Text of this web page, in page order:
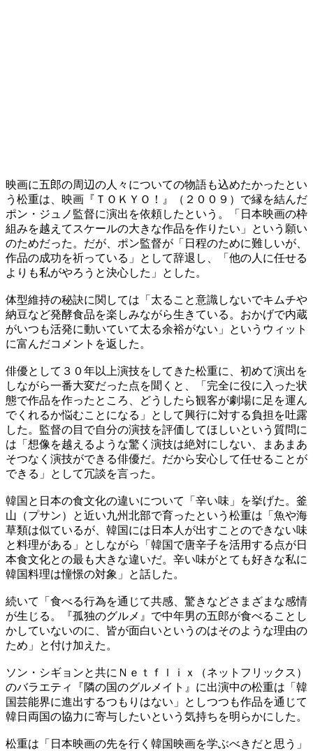
映画に五郎の周辺の人々についての物語も込めたかったとい
う松重は、映画『ＴＯＫＹＯ！』（２００９）で縁を結んだ
ポン・ジュノ監督に演出を依頼したという。「日本映画の枠
組みを越えてスケールの大きな作品を作りたい」という願い
のためだった。だが、ポン監督が「日程のために難しいが、
作品の成功を祈っている」として辞退し、「他の人に任せる
よりも私がやろうと決心した」とした。
体型維持の秘訣に関しては「太ること意識しないでキムチや
納豆など発酵食品を楽しみながら生きている。おかげで内蔵
がいつも活発に動いていて太る余裕がない」というウィット
に富んだコメントを返した。
俳優として３０年以上演技をしてきた松重に、初めて演出を
しながら一番大変だった点を聞くと、「完全に役に入った状
態で作品を作ったところ、どうしたら観客が劇場に足を運ん
でくれるか悩むことになる」として興行に対する負担を吐露
した。監督の目で自分の演技を評価してほしいという質問に
は「想像を越えるような驚く演技は絶対にしない、まあまあ
そつなく演技ができる俳優だ。だから安心して任せることが
できる」として冗談を言った。
韓国と日本の食文化の違いについて「辛い味」を挙げた。釜
山（プサン）と近い九州北部で育ったという松重は「魚や海
草類は似ているが、韓国には日本人が出すことのできない味
と料理がある」としながら「韓国で唐辛子を活用する点が日
本食文化との最も大きな違いだ。辛い味がとても好きな私に
韓国料理は憧憬の対象」と話した。
続いて「食べる行為を通じて共感、驚きなどさまざまな感情
が生じる。『孤独のグルメ』で中年男の五郎が食べることし
かしていないのに、皆が面白いというのはそのような理由の
ため」と付け加えた。
ソン・シギョンと共にＮｅｔｆｌｉｘ（ネットフリックス）
のバラエティ『隣の国のグルメイト』に出演中の松重は「韓
国芸能界に進出するつもりはない」としつつも作品を通じて
韓日両国の協力に寄与したいという気持ちを明らかにした。
松重は「日本映画の先を行く韓国映画を学ぶべきだと思う」